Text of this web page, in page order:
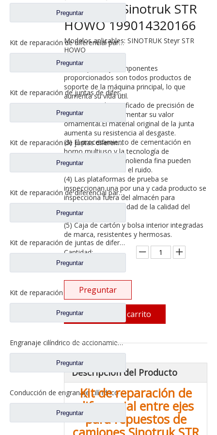
Preguntar
Kit de reparación de diferencial para repuestos de camiones Sinotruk HOWO/Styer WG9231320272/WG9231320273/WG9231320274
Preguntar
Kit de reparación de juntas de diferencial entre ejes para repuestos de camiones Sinotruk Howo WG9014320166
Preguntar
Kit de reparación de juntas diferenciales para repuestos de camiones Sinotruk STR HOWO WG9014320165/WG9014320198/WG9014320503
Preguntar
Kit de reparación de diferencial para piezas de camiones Sinotruk Str/HOWO Wg9014320165/Wg9014320198/Wg9014320503
Preguntar
Kit de reparación de juntas de diferencial para repuestos de camiones Sinotruk HOWO AC16 WG9981320020/WG9981320320/WG9981320325
Preguntar
Preguntar
Engranaje cilíndrico de accionamiento para repuestos de camiones HOWO Sinotruk Az9231320136/199014320136
Preguntar
Conducción de engranaje cilíndrico para repuestos de camiones Sinotruk HOWO AZ9981320130
Preguntar
camiones Sinotruk STR
HOWO 199014320166
Modelos aplicables: SINOTRUK Steyr STR
HOWO
(1) Las piezas y componentes
proporcionados son todos productos de
soporte de la máquina principal, lo que
aumenta su vida útil.
(2) Proceso de rectificado de precisión de
engranajes para aumentar su valor
ornamental.El material original de la junta
aumenta su resistencia al desgaste.
(3) El procesamiento de cementación en
horno multiuso y la tecnología de
procesamiento de molienda fina pueden
reducir eficazmente el ruido.
(4) Las plataformas de prueba se
inspeccionan una por una y cada producto se
inspecciona fuera del almacén para
garantizar la estabilidad de la calidad del
100% del producto.
(5) Caja de cartón y bolsa interior integradas
de marca, resistentes y hermosas.
Cantidad:
Preguntar
Añadir al carrito
Descripción del Producto
Kit de reparación de
diferencial entre ejes
para repuestos de